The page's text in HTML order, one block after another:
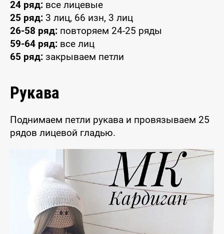
24 ряд: все лицевые
25 ряд: 3 лиц, 66 изн, 3 лиц
26-58 ряд: повторяем 24-25 ряды
59-64 ряд: все лиц
65 ряд: закрываем петли
Рукава
Поднимаем петли рукава и провязываем 25
рядов лицевой гладью.